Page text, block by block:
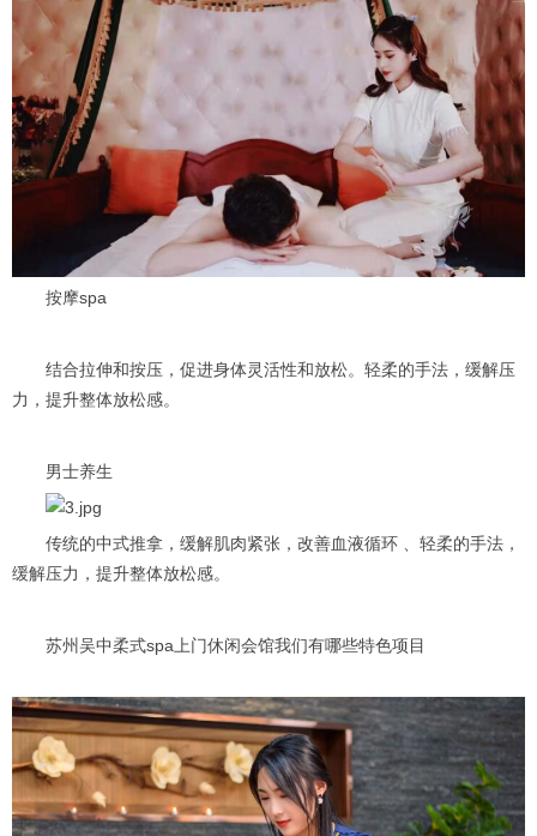
按摩spa
结合拉伸和按压，促进身体灵活性和放松。轻柔的手法，缓解压
力，提升整体放松感。
男士养生
传统的中式推拿，缓解肌肉紧张，改善血液循环 、轻柔的手法，
缓解压力，提升整体放松感。
苏州吴中柔式spa上门休闲会馆我们有哪些特色项目